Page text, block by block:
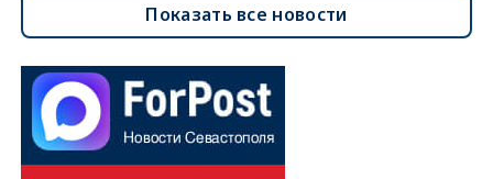
Показать все новости